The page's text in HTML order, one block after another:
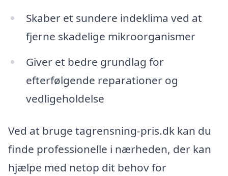
Skaber et sundere indeklima ved at
fjerne skadelige mikroorganismer
Giver et bedre grundlag for
efterfølgende reparationer og
vedligeholdelse
Ved at bruge tagrensning-pris.dk kan du
finde professionelle i nærheden, der kan
hjælpe med netop dit behov for